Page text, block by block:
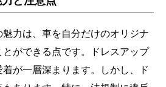
魅力は、車を自分だけのオリジナ
ができる点です。ドレスアップ
が一層深まります。しかし、ド